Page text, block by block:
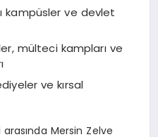
kampüsler ve devlet
mülteci kampları ve
ve kırsal
Mersin Zelve